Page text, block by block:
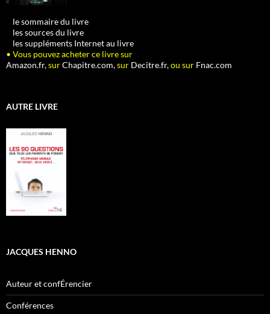
le sommaire du livre
les sources du livre
les suppléments Internet au livre
• Vous pouvez acheter ce livre sur
Amazon.fr,surChapitre.com,sur Decitre.fr,ou sur Fnac.com
AUTRE LIVRE
JACQUES HENNO
Auteur et confÉrencier
Conférences